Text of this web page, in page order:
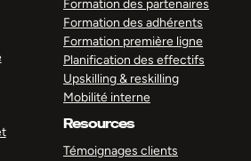
Formation des partenaires
Formation des adhérents
Formation première ligne
Planification des effectifs
Upskilling & reskilling
Mobilité interne
Resources
Témoignages clients